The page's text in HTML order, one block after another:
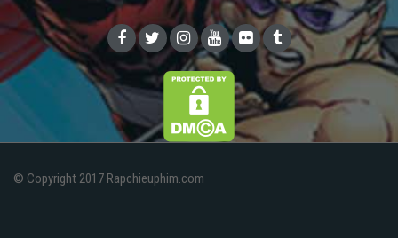
© Copyright 2017 Rapchieuphim.com